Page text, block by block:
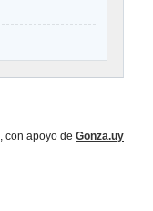
, con apoyo de Gonza.uy